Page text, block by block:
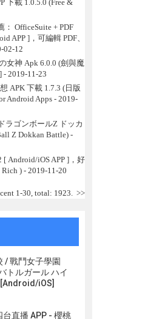
下載 1.0.5.0 (Free &
： OfficeSuite + PDF
APP ]，可編輯 PDF、
02-12
女神 Apk 6.0.0 (劍與魔
- 2019-11-23
APK 下載 1.7.3 (日版
Android Apps - 2019-
ラゴンボールZ ドッカ
Z Dokkan Battle)-
[ Android/iOS APP ]，好
)- 2019-11-20
1-30, total: 1923. >>
/ 戰鬥女子學園
トルガール ハイ
iOS]
直播 APP - 櫻桃